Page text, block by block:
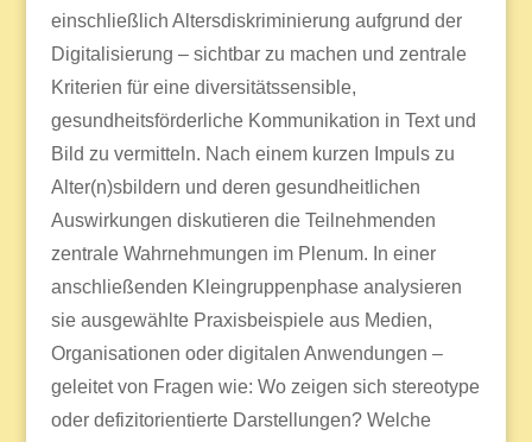
einschließlich Altersdiskriminierung aufgrund der
Digitalisierung – sichtbar zu machen und zentrale
Kriterien für eine diversitätssensible,
gesundheitsförderliche Kommunikation in Text und
Bild zu vermitteln. Nach einem kurzen Impuls zu
Alter(n)sbildern und deren gesundheitlichen
Auswirkungen diskutieren die Teilnehmenden
zentrale Wahrnehmungen im Plenum. In einer
anschließenden Kleingruppenphase analysieren
sie ausgewählte Praxisbeispiele aus Medien,
Organisationen oder digitalen Anwendungen –
geleitet von Fragen wie: Wo zeigen sich stereotype
oder defizitorientierte Darstellungen? Welche